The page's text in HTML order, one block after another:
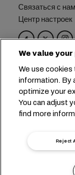
Связаться с
Центр настроек
Головной офис:
Chemin
We value
We use
information. By
optimize your
You can adjust
find more
Reject